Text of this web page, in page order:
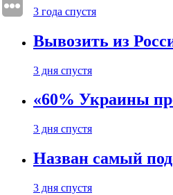
3 года спустя
Вывозить из
3 дня спустя
«60% Украины
3 дня спустя
Назван самый
3 дня спустя